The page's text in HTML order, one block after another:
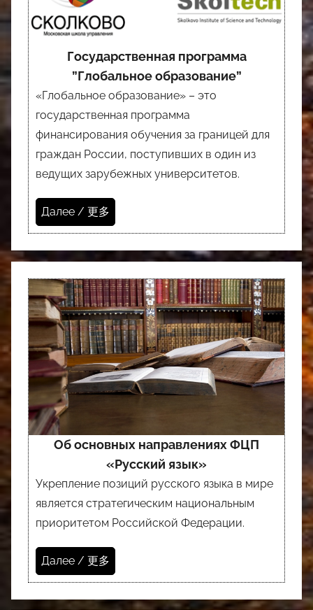
Государственная программа
”Глобальное образование”
«Глобальное образование» – это
государственная программа
финансирования обучения за границей для
граждан России, поступивших в один из
ведущих зарубежных университетов.
Далее / 更多
Об основных направлениях ФЦП
«Русский язык»
Укрепление позиций русского языка в мире
является стратегическим национальным
приоритетом Российской Федерации.
Далее / 更多